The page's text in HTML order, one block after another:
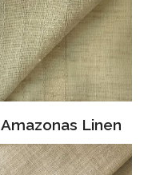
Amazonas Linen